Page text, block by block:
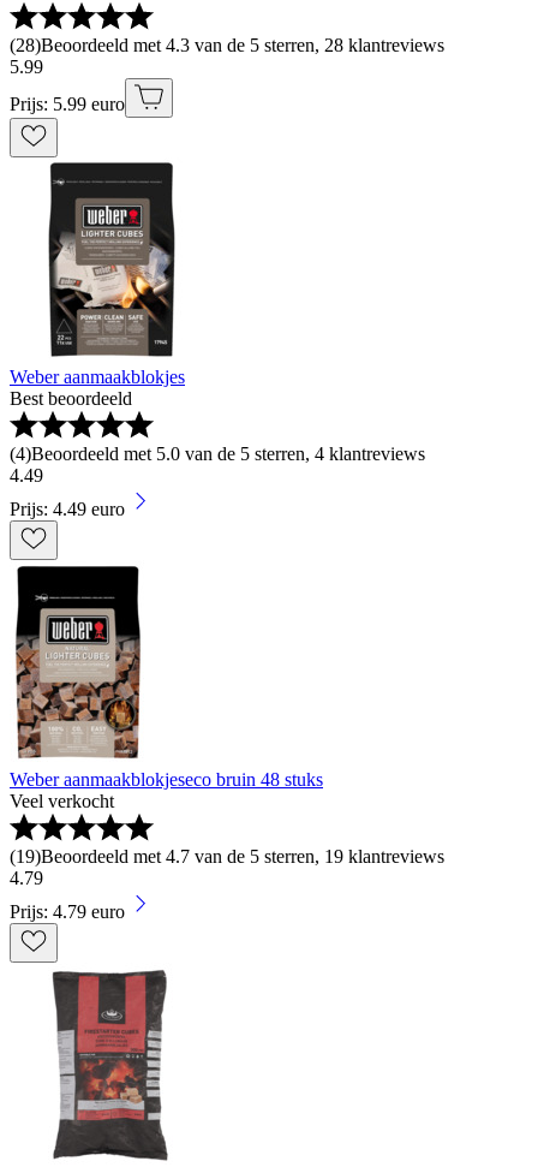
(28)Beoordeeld met 4.3 van de 5 sterren, 28 klantreviews
5.99
Prijs: 5.99 euro
Weber aanmaakblokjes
Best beoordeeld
(4)Beoordeeld met 5.0 van de 5 sterren, 4 klantreviews
4.49
Prijs: 4.49 euro
Weber aanmaakblokjeseco bruin 48 stuks
Veel verkocht
(19)Beoordeeld met 4.7 van de 5 sterren, 19 klantreviews
4.79
Prijs: 4.79 euro